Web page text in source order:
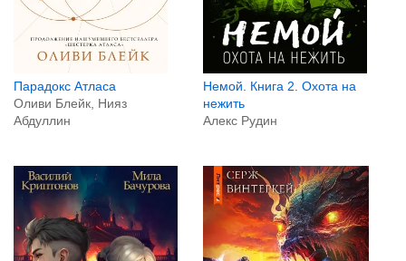
Парадокс Атласа
Оливи Блейк, Нияз
Абдуллин
Немой. Книга 2. Охота на
нежить
Алекс Рудин